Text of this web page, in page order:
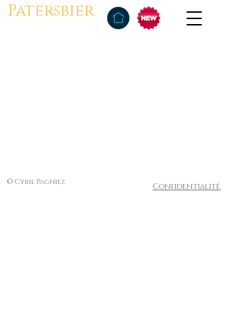
Patersbier
© Cyril Pagniez Confidentialité